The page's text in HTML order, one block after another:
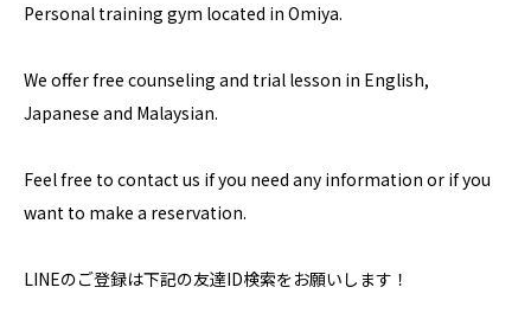
Personal training gym located in Omiya.
We offer free counseling and trial lesson in English,
Japanese and Malaysian.
Feel free to contact us if you need any information or if you
want to make a reservation.
LINEのご登録は下記の友達ID検索をお願いします！